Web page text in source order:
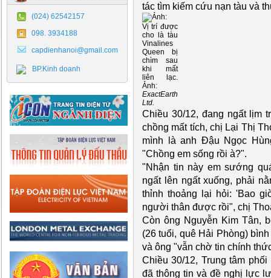
(024) 62542157
098. 3934188
capdienhanoi@gmail.com
BP.Kinh doanh
tác tìm kiếm cứu nạn tàu và
Vị trí được
cho là tàu
Vinalines
Queen bị
chìm sau
khi mất
liên lạc.
Ảnh:
ExactEarth
Ltd.
Chiều 30/12, đang ngất lịm
chồng mất tích, chị Lại Thị
mình là anh Đậu Ngọc
"Chồng em sống rồi à?".
"Nhận tin này em sướng
ngất lên ngất xuống, phải
thỉnh thoảng lại hỏi: 'Bao
người thân được rồi", chị
Còn ông Nguyễn Kim Tân,
(26 tuổi, quê Hải Phòng)
và ông "vẫn chờ tin chính
Chiều 30/12, Trung tâm
đã thông tin và đề nghị lực